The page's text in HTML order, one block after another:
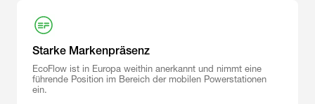
Starke Markenpräsenz
EcoFlow ist in Europa weithin anerkannt und nimmt eine
führende Position im Bereich der mobilen Powerstationen
ein.